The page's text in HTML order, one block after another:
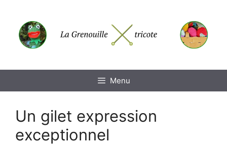
contenu
Menu
Un gilet expression
exceptionnel